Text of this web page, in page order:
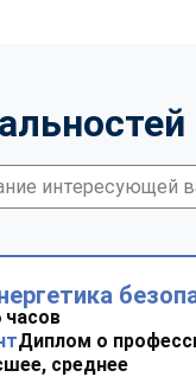
часов
Диплом о
среднее